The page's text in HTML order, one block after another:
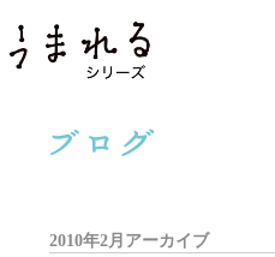
2010年2月アーカイブ